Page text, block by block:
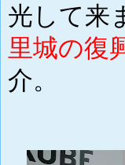
光して来
里城の復
介。